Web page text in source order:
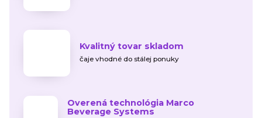
Kvalitný tovar skladom
čaje vhodné do stálej ponuky
Overená technológia Marco
Beverage Systems